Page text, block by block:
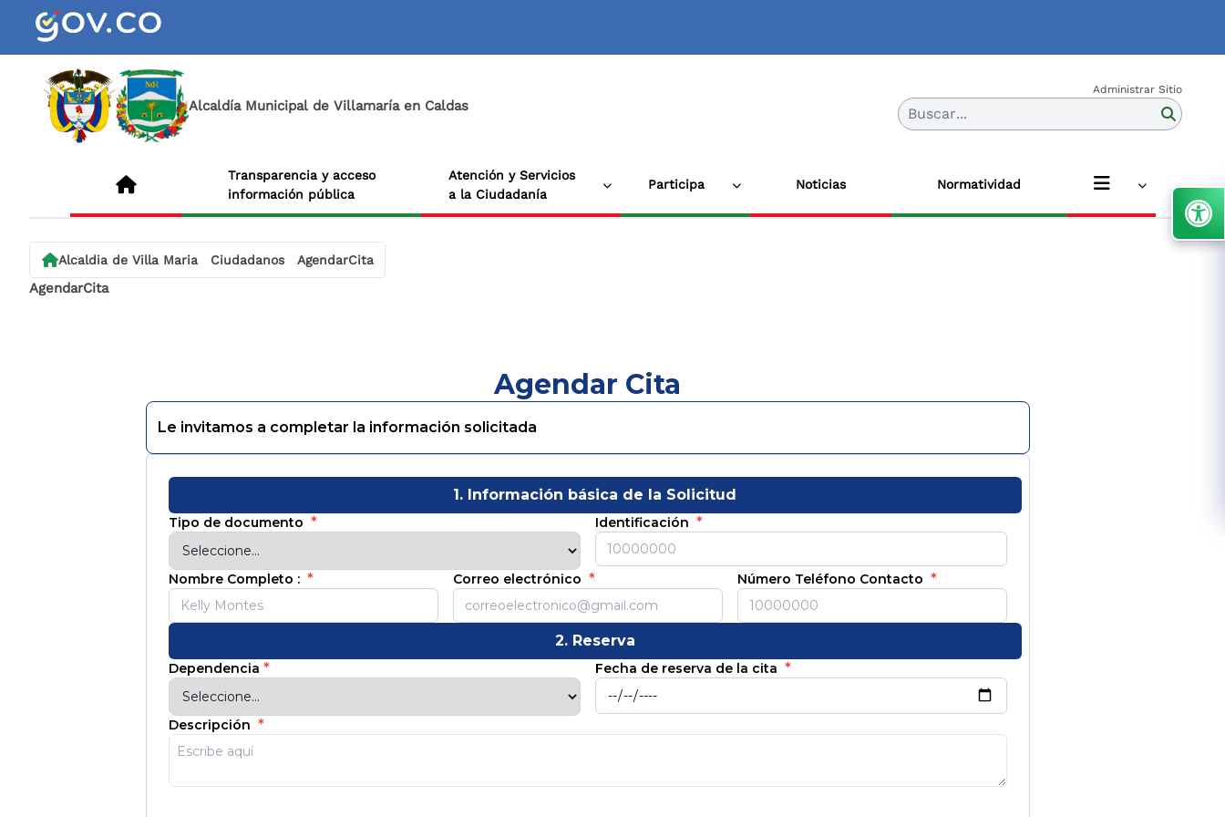
Alcaldía Municipal de Villamaría en Caldas
Administrar Sitio
Buscar...
Transparencia y acceso
información pública
Atención y Servicios
a la Ciudadanía
Participa Noticias Normatividad
Alcaldia de Villa Maria Ciudadanos AgendarCita
AgendarCita